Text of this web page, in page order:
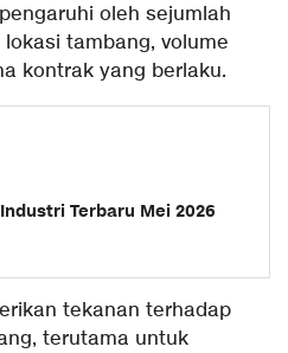
oleh sejumlah
tambang, volume
kontrak yang berlaku.
Terbaru Mei 2026
tekanan terhadap
terutama untuk